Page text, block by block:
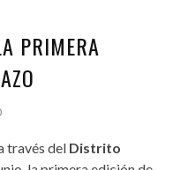
PRIMERA
través del Distrito